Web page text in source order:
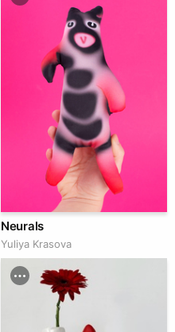
Neurals
Yuliya Krasova